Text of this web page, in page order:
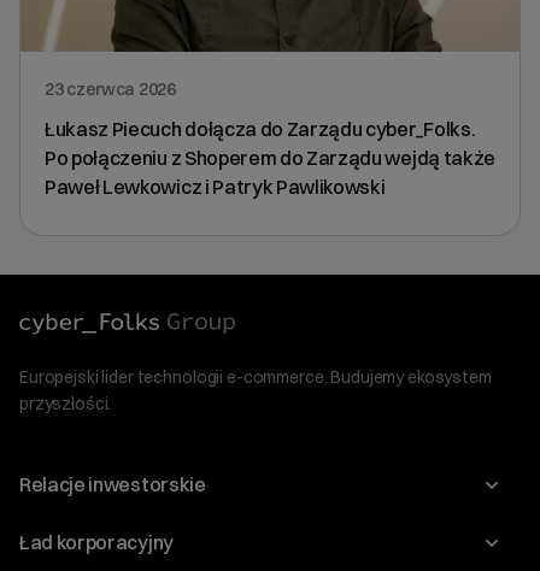
23 czerwca 2026
Łukasz Piecuch dołącza do Zarządu cyber_Folks.
Po połączeniu z Shoperem do Zarządu wejdą także
Paweł Lewkowicz i Patryk Pawlikowski
Europejski lider technologii e-commerce. Budujemy ekosystem
przyszłości.
Relacje inwestorskie
Raporty
Ład korporacyjny